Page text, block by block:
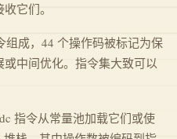
它们。
组成，44 个操作码被标记为保
中间优化。指令集大致可以
指令从常量池加载它们或使